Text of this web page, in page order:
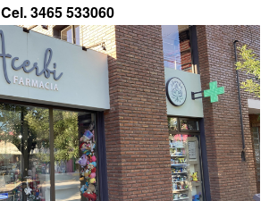
Cel. 3465 533060